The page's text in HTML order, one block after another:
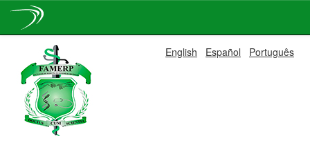
navigation
English Español Português